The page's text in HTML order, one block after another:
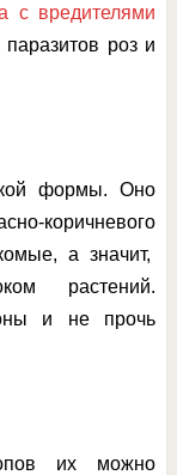
с вредителями
роз и
формы. Оно
коричневого
а значит,
растений.
и не прочь
их можно